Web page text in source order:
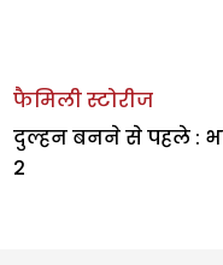
फैमिली स्टोरीज
दुल्हन बनने से पहले :
2